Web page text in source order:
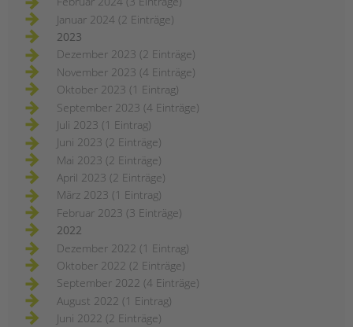
Januar 2024 (2 Einträge)
2023
Dezember 2023 (2 Einträge)
November 2023 (4 Einträge)
Oktober 2023 (1 Eintrag)
September 2023 (4 Einträge)
Juli 2023 (1 Eintrag)
Juni 2023 (2 Einträge)
Mai 2023 (2 Einträge)
April 2023 (2 Einträge)
März 2023 (1 Eintrag)
Februar 2023 (3 Einträge)
2022
Dezember 2022 (1 Eintrag)
Oktober 2022 (2 Einträge)
September 2022 (4 Einträge)
August 2022 (1 Eintrag)
Juni 2022 (2 Einträge)